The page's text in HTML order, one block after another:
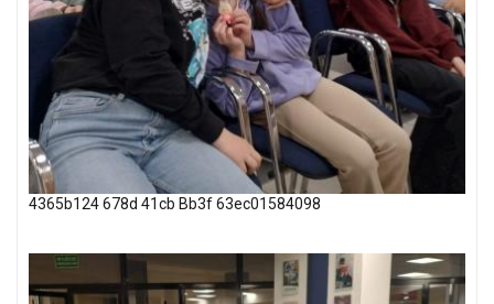
4365b124 678d 41cb Bb3f 63ec01584098